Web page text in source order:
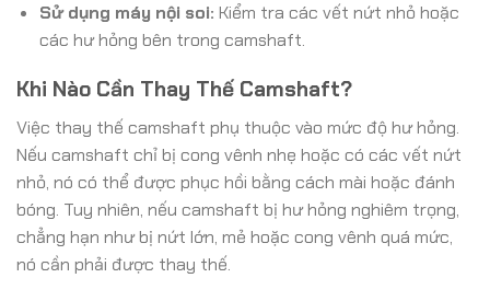
Sử dụng máy nội soi: Kiểm tra các vết nứt nhỏ hoặc
các hư hỏng bên trong camshaft.
Khi Nào Cần Thay Thế Camshaft?
Việc thay thế camshaft phụ thuộc vào mức độ hư hỏng.
Nếu camshaft chỉ bị cong vênh nhẹ hoặc có các vết nứt
nhỏ, nó có thể được phục hồi bằng cách mài hoặc đánh
bóng. Tuy nhiên, nếu camshaft bị hư hỏng nghiêm trọng,
chẳng hạn như bị nứt lớn, mẻ hoặc cong vênh quá mức,
nó cần phải được thay thế.